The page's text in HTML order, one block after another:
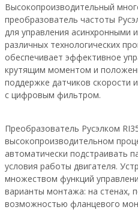
Высокопроизводительный
преобразователь частоты
для управления асинхронными
различных технологических
обеспечивает эффективное
крутящим моментом и
поддержке датчиков скорости
с цифровым фильтром.
Преобразователь Русэлком
высокопроизводительном
автоматически подстраивать
условия работы двигателя.
множеством функций
варианты монтажа: на стенах,
возможностью фланцевого